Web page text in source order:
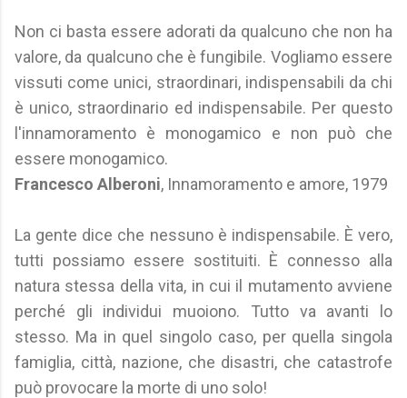
Non ci basta essere adorati da qualcuno che non ha
valore, da qualcuno che è fungibile. Vogliamo essere
vissuti come unici, straordinari, indispensabili da chi
è unico, straordinario ed indispensabile. Per questo
l'innamoramento è monogamico e non può che
essere monogamico.
Francesco Alberoni, Innamoramento e amore, 1979
La gente dice che nessuno è indispensabile. È vero,
tutti possiamo essere sostituiti. È connesso alla
natura stessa della vita, in cui il mutamento avviene
perché gli individui muoiono. Tutto va avanti lo
stesso. Ma in quel singolo caso, per quella singola
famiglia, città, nazione, che disastri, che catastrofe
può provocare la morte di uno solo!